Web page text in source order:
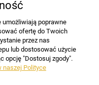
umożliwiają poprawne
ofertę do Twoich
przez nas
lub dostosować użycie
opcję "Dostosuj zgody".
naszej Polityce